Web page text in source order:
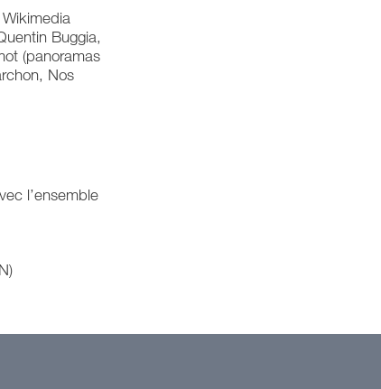
Buggia,
(panoramas
Nos
l’ensemble